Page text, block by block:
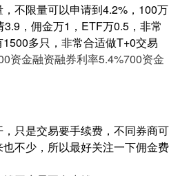
不限量可以申请到4.2%，100万
，佣金万1，ETF万0.5，非常
多只，非常合适做T+0交易
资金融资融券利率5.4%700资金
只是交易要手续费，不同券商可
不少，所以最好关注一下佣金费